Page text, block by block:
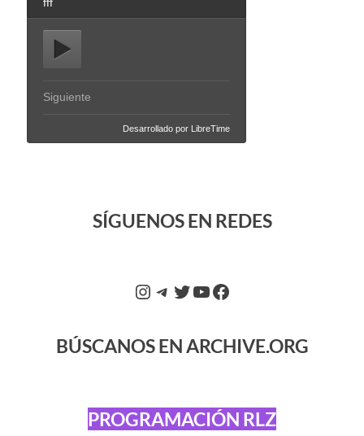
SÍGUENOS EN REDES
BÚSCANOS EN ARCHIVE.ORG
PROGRAMACIÓN RLZ